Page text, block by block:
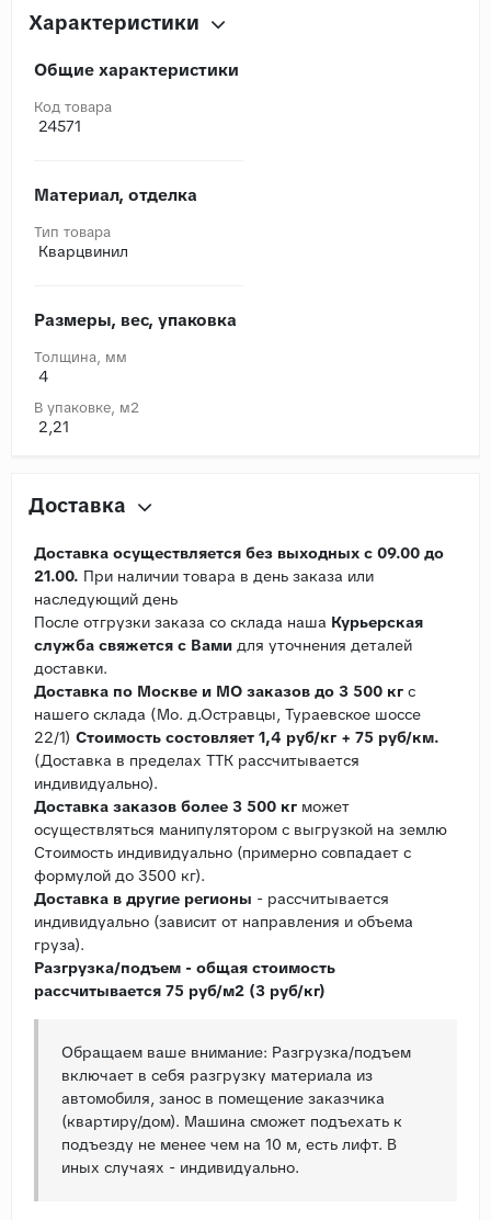
Характеристики
Общие характеристики
Код товара
24571
Материал, отделка
Тип товара
Кварцвинил
Размеры, вес, упаковка
Толщина, мм
4
В упаковке, м2
2,21
Доставка
Доставка осуществляется без выходных с 09.00 до
21.00. При наличии товара в день заказа или
наследующий день
После отгрузки заказа со склада наша Курьерская
служба свяжется с Вами для уточнения деталей
доставки.
Доставка по Москве и МО заказов до 3 500 кг с
нашего склада (Мо. д.Остравцы, Тураевское шоссе
22/1) Стоимость состовляет 1,4 руб/кг + 75 руб/км.
(Доставка в пределах ТТК рассчитывается
индивидуально).
Доставка заказов более 3 500 кг может
осуществляться манипулятором с выгрузкой на землю
Стоимость индивидуально (примерно совпадает с
формулой до 3500 кг).
Доставка в другие регионы - рассчитывается
индивидуально (зависит от направления и объема
груза).
Разгрузка/подъем - общая стоимость
рассчитывается 75 руб/м2 (3 руб/кг)
Обращаем ваше внимание: Разгрузка/подъем
включает в себя разгрузку материала из
автомобиля, занос в помещение заказчика
(квартиру/дом). Машина сможет подъехать к
подъезду не менее чем на 10 м, есть лифт. В
иных случаях - индивидуально.